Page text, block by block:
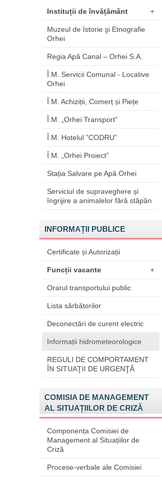
Instituții de învățământ +
Muzeul de Istorie şi Etnografie
Orhei
Regia Apă Canal – Orhei S.A.
Î.M. Servicii Comunal - Locative
Orhei
Î.M. Achiziții, Comerț și Piețe
Î.M. „Orhei Transport”
Î.M. Hotelul ”CODRU”
Î.M. „Orhei Proiect”
Stația Salvare pe Apă Orhei
Serviciul de supraveghere și
îngrijire a animalelor fără stăpân
INFORMAȚII PUBLICE
Certificate și Autorizații
Funcții vacante +
Orarul transportului public
Lista sărbătorilor
Deconectări de curent electric
Informații hidrometeorologice
REGULI DE COMPORTAMENT
ÎN SITUAŢII DE URGENŢĂ
COMISIA DE MANAGEMENT
AL SITUAȚIILOR DE CRIZĂ
Componența Comisiei de
Management al Situațiilor de
Criză
Procese-verbale ale Comisiei